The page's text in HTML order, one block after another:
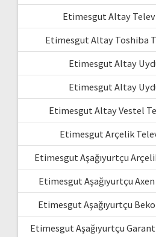
Etimesgut Altay
Etimesgut Altay Toshiba
Etimesgut Altay
Etimesgut Altay
Etimesgut Altay Vestel
Etimesgut Arçelik
Etimesgut Aşağıyurtçu
Etimesgut Aşağıyurtçu
Etimesgut Aşağıyurtçu
Etimesgut Aşağıyurtçu